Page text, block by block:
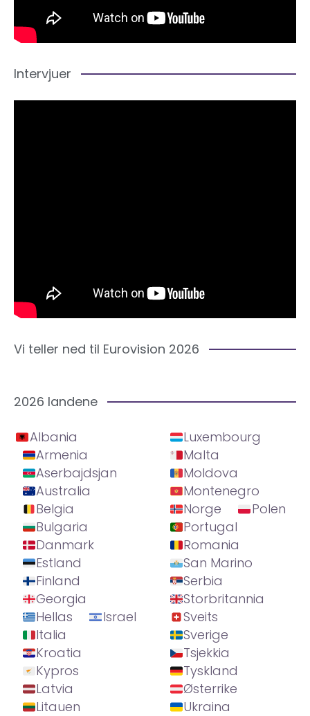
Intervjuer
Vi teller ned til Eurovision 2026
2026 landene
Albania
Armenia
Aserbajdsjan
Australia
Belgia
Bulgaria
Danmark
Estland
Finland
Georgia
Hellas
Israel
Italia
Kroatia
Kypros
Latvia
Litauen
Luxembourg
Malta
Moldova
Montenegro
Norge
Polen
Portugal
Romania
San Marino
Serbia
Storbritannia
Sveits
Sverige
Tsjekkia
Tyskland
Østerrike
Ukraina